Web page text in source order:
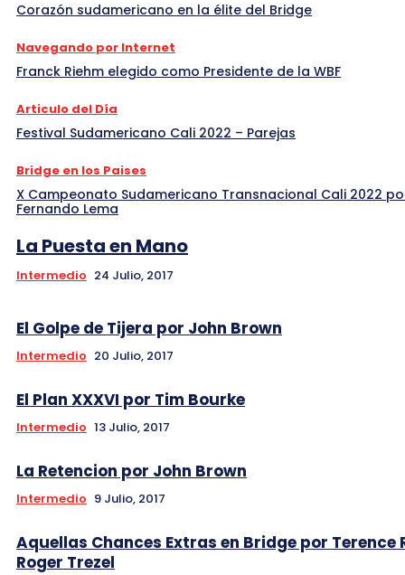
Corazón sudamericano en la élite del Bridge
Navegando por Internet
Franck Riehm elegido como Presidente de la WBF
Articulo del Día
Festival Sudamericano Cali 2022 – Parejas
Bridge en los Paises
X Campeonato Sudamericano Transnacional Cali 2022
Fernando Lema
La Puesta en Mano
Intermedio 24 Julio, 2017
El Golpe de Tijera por John Brown
Intermedio 20 Julio, 2017
El Plan XXXVI por Tim Bourke
Intermedio 13 Julio, 2017
La Retencion por John Brown
Intermedio 9 Julio, 2017
Aquellas Chances Extras en Bridge por Terence
Roger Trezel